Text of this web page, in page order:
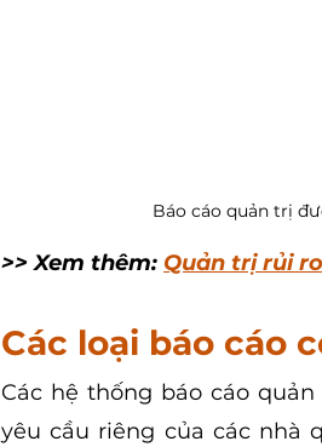
Báo cáo quản trị
>> Xem thêm: Quản trị rủi
Các loại báo cáo
Các hệ thống báo cáo
yêu cầu riêng của các nhà